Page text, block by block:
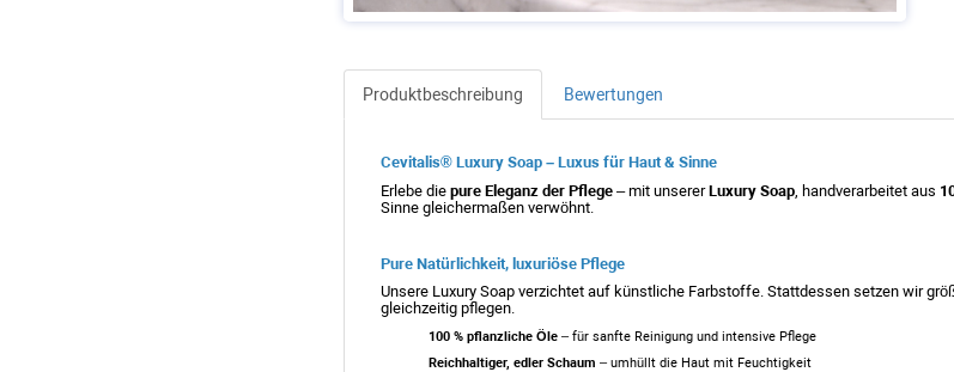
Produktbeschreibung Bewertungen
Cevitalis® Luxury Soap – Luxus für Haut & Sinne
Erlebe die pure Eleganz der Pflege – mit unsererLuxury Soap , handverarbeitet aus
Sinne gleichermaßen verwöhnt.
Pure Natürlichkeit, luxuriöse Pflege
Unsere Luxury Soap verzichtet auf künstliche Farbstoffe. Stattdessen setzen wir
gleichzeitig pflegen.
100 % pflanzliche Öle – für sanfte Reinigung und intensive Pflege
Reichhaltiger, edler Schaum – umhüllt die Haut mit Feuchtigkeit